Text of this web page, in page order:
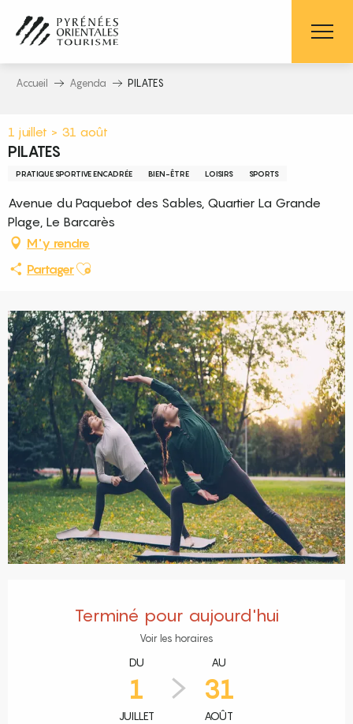
contenu
principal
Accueil Agenda PILATES
1 juillet > 31 août
PILATES
PRATIQUE SPORTIVE ENCADRÉE BIEN-ÊTRE LOISIRS SPORTS
Avenue du Paquebot des Sables, Quartier La Grande
Plage, Le Barcarès
M'y rendre
PartagerAjouter aux favoris
Terminé pour aujourd'hui
Voir les horaires
DU
1
JUILLET
AU
31
AOÛT